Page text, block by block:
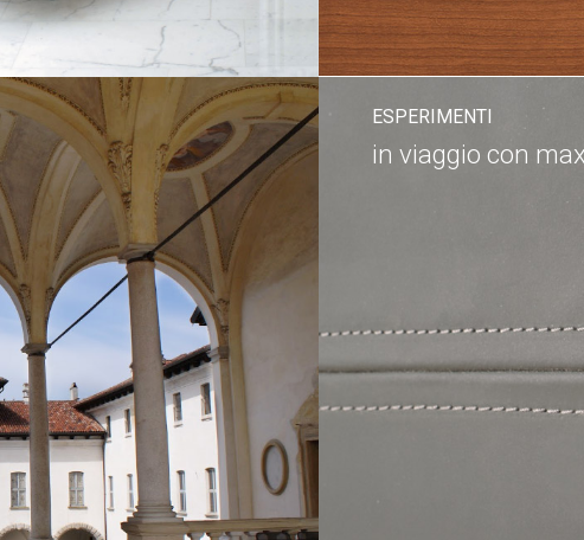
ESPERIMENTI
in viaggio con